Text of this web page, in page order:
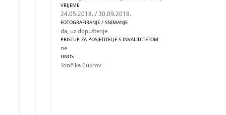
VRIJEME
24.05.2018. / 30.09.2018.
FOTOGRAFIRANJE / SNIMANJE
da, uz dopuštenje
PRISTUP ZA POSJETITELJE S INVALIDITETOM
ne
UNOS
Tončika Cukrov